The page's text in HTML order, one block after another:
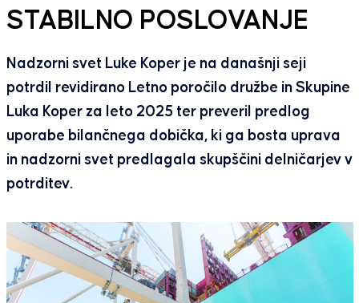
STABILNO POSLOVANJE
Nadzorni svet Luke Koper je na današnji seji
potrdil revidirano Letno poročilo družbe in Skupine
Luka Koper za leto 2025 ter preveril predlog
uporabe bilančnega dobička, ki ga bosta uprava
in nadzorni svet predlagala skupščini delničarjev v
potrditev.